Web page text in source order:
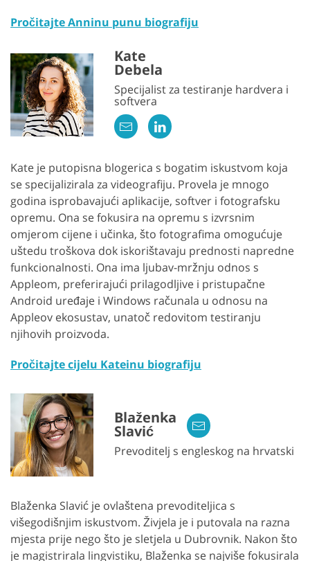
Pročitajte Anninu punu biografiju
Kate
Debela
Specijalist za testiranje hardvera i
softvera
Kate je putopisna blogerica s bogatim iskustvom koja
se specijalizirala za videografiju. Provela je mnogo
godina isprobavajući aplikacije, softver i fotografsku
opremu. Ona se fokusira na opremu s izvrsnim
omjerom cijene i učinka, što fotografima omogućuje
uštedu troškova dok iskorištavaju prednosti napredne
funkcionalnosti. Ona ima ljubav-mržnju odnos s
Appleom, preferirajući prilagodljive i pristupačne
Android uređaje i Windows računala u odnosu na
Appleov ekosustav, unatoč redovitom testiranju
njihovih proizvoda.
Pročitajte cijelu Kateinu biografiju
Blaženka
Slavić
Prevoditelj s engleskog na hrvatski
Blaženka Slavić je ovlaštena prevoditeljica s
višegodišnjim iskustvom. Živjela je i putovala na razna
mjesta prije nego što je sletjela u Dubrovnik. Nakon što
je magistrirala lingvistiku, Blaženka se najviše fokusirala